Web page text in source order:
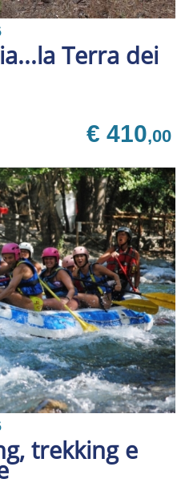
Terra dei
€ 410,00
trekking e